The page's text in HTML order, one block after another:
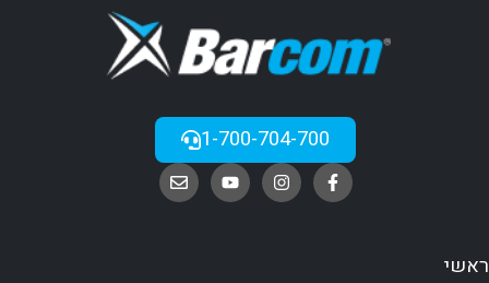
1-700-704-700
ראשי